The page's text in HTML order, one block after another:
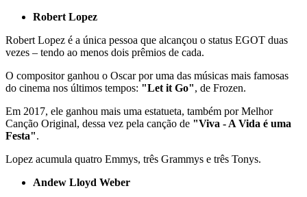
Robert Lopez
Robert Lopez é a única pessoa que alcançou o status EGOT duas
vezes – tendo ao menos dois prêmios de cada.
O compositor ganhou o Oscar por uma das músicas mais famosas
do cinema nos últimos tempos: "Let it Go", de Frozen.
Em 2017, ele ganhou mais uma estatueta, também por Melhor
Canção Original, dessa vez pela canção de "Viva - A Vida é uma
Festa".
Lopez acumula quatro Emmys, três Grammys e três Tonys.
Andew Lloyd Weber